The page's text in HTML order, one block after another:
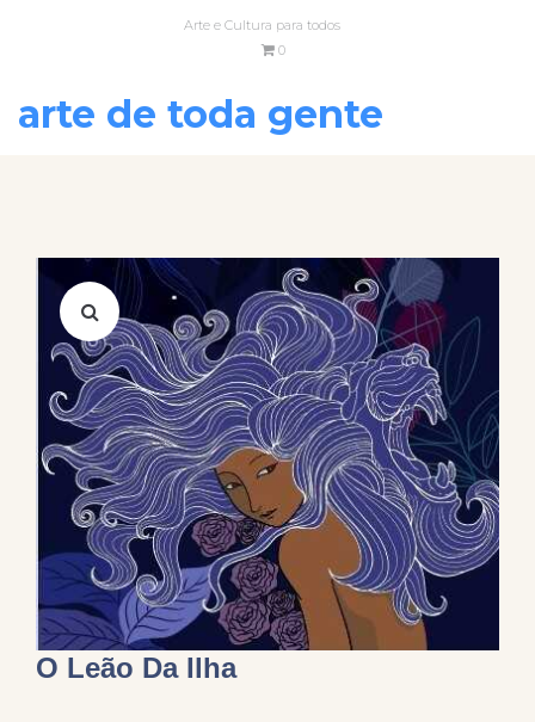
Arte e Cultura para todos
0
arte de toda gente
O Leão Da Ilha